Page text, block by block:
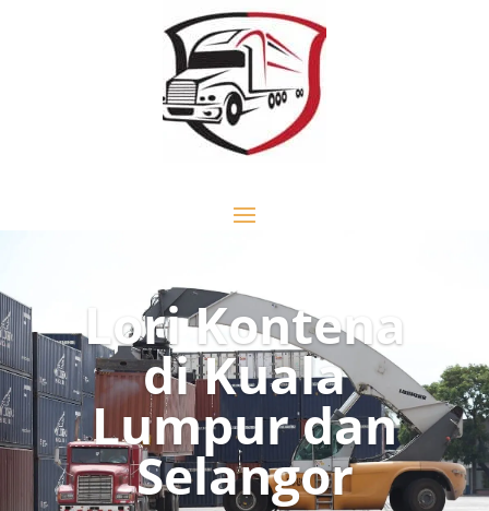
Lori Kontena
di Kuala
Lumpur dan
Selangor